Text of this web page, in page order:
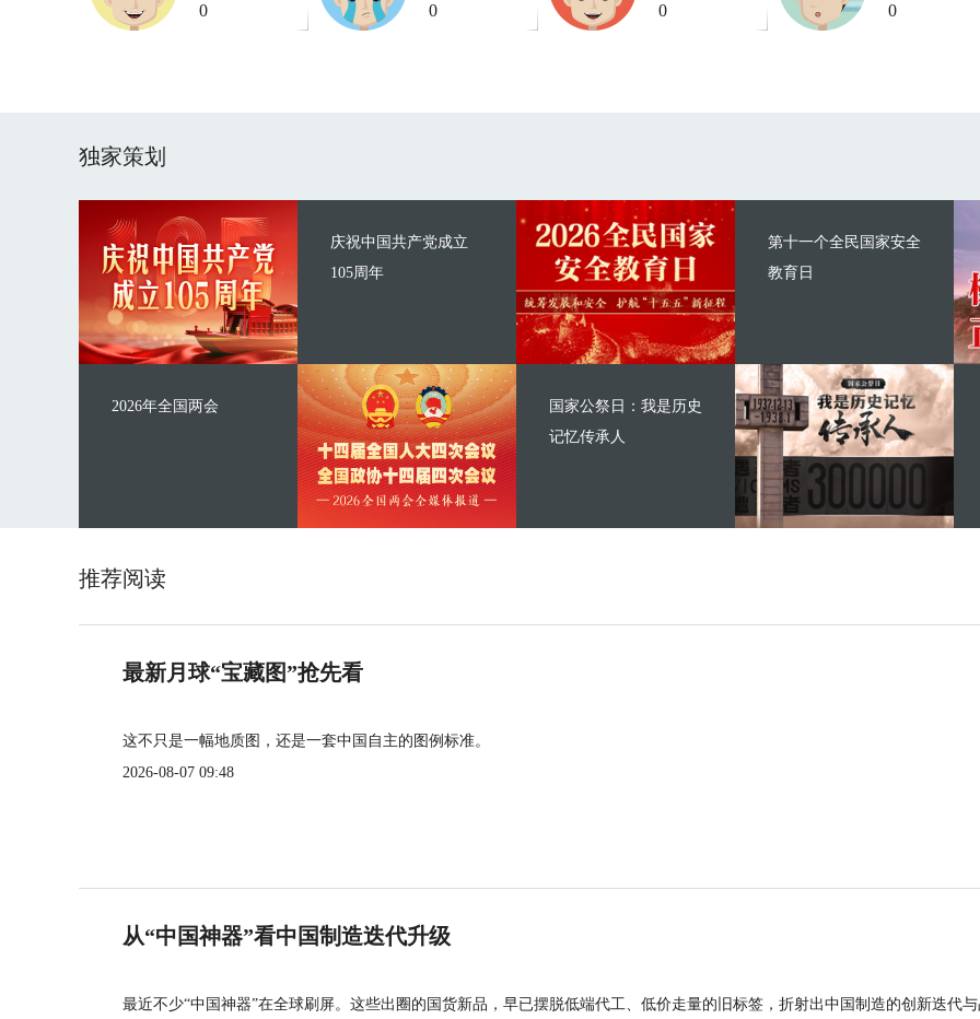
0 0 0 0
独家策划
庆祝中国共产党成立
105周年
2026年全国两会
第十一个全民国家安全
教育日
国家公祭日：我是历史
记忆传承人
推荐阅读
最新月球“宝藏图”抢先看
这不只是一幅地质图，还是一套中国自主的图例标准。
2026-08-07 09:48
从“中国神器”看中国制造迭代升级
最近不少“中国神器”在全球刷屏。这些出圈的国货新品，早已摆脱低端代工、低价走量的旧标签，折射出中国制造的创新迭代